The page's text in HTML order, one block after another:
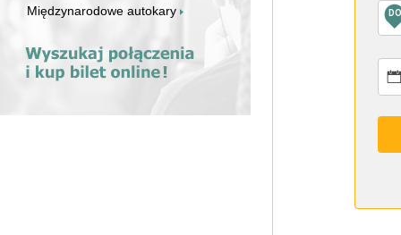
Międzynarodowe autokary DO